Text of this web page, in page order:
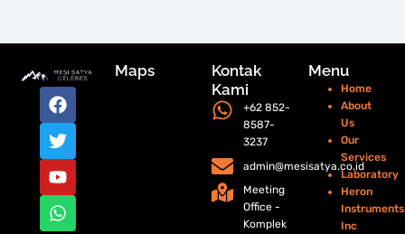
F
a
c
e
b
o
o
k
T
w
i
t
t
e
r
Y
o
u
t
u
b
e
W
h
a
t
s
a
p
p
Maps
Kontak
Kami
+62 852-
8587-
3237
admin@mesisatya.co.id
Meeting
Office -
Komplek
Menu
Home
About
Us
Our
Services
Laboratory
Heron
Inc